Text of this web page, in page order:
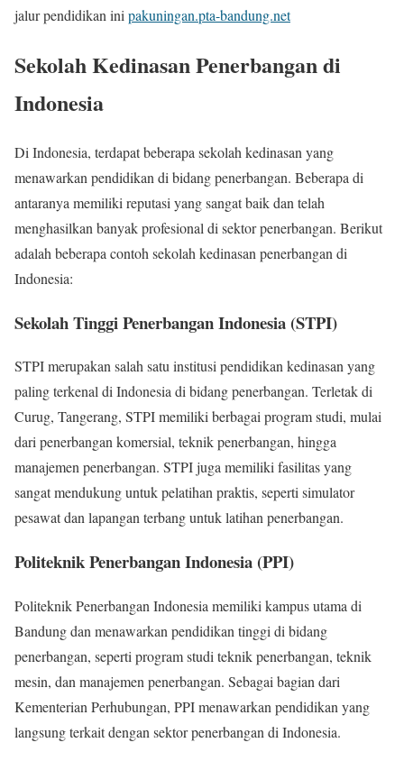
jalur pendidikan ini pakuningan.pta-bandung.net
Sekolah Kedinasan Penerbangan di
Indonesia
Di Indonesia, terdapat beberapa sekolah kedinasan yang
menawarkan pendidikan di bidang penerbangan. Beberapa di
antaranya memiliki reputasi yang sangat baik dan telah
menghasilkan banyak profesional di sektor penerbangan. Berikut
adalah beberapa contoh sekolah kedinasan penerbangan di
Indonesia:
Sekolah Tinggi Penerbangan Indonesia (STPI)
STPI merupakan salah satu institusi pendidikan kedinasan yang
paling terkenal di Indonesia di bidang penerbangan. Terletak di
Curug, Tangerang, STPI memiliki berbagai program studi, mulai
dari penerbangan komersial, teknik penerbangan, hingga
manajemen penerbangan. STPI juga memiliki fasilitas yang
sangat mendukung untuk pelatihan praktis, seperti simulator
pesawat dan lapangan terbang untuk latihan penerbangan.
Politeknik Penerbangan Indonesia (PPI)
Politeknik Penerbangan Indonesia memiliki kampus utama di
Bandung dan menawarkan pendidikan tinggi di bidang
penerbangan, seperti program studi teknik penerbangan, teknik
mesin, dan manajemen penerbangan. Sebagai bagian dari
Kementerian Perhubungan, PPI menawarkan pendidikan yang
langsung terkait dengan sektor penerbangan di Indonesia.